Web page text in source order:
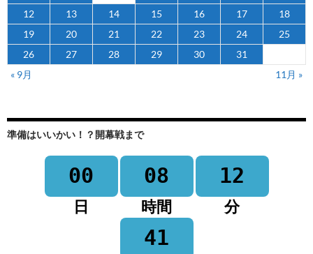
12
13 14 15 16 17
18
19
20 21 22 23 24
25
26
27 28 29 30
31
« 9月
11月 »
準備はいいかい！？開幕戦まで
00
日
08
時間
12
分
41